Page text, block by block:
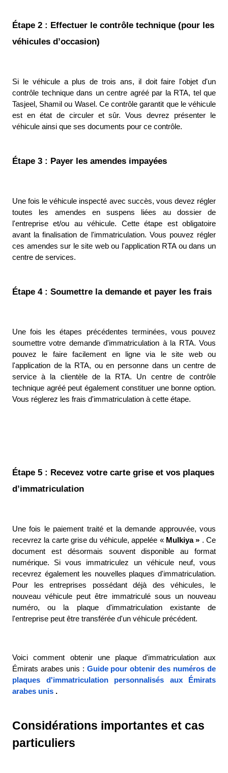
Étape 2 : Effectuer le contrôle technique (pour les
véhicules d’occasion)
Si le véhicule a plus de trois ans, il doit faire l'objet d'un
contrôle technique dans un centre agréé par la RTA, tel que
Tasjeel, Shamil ou Wasel. Ce contrôle garantit que le véhicule
est en état de circuler et sûr. Vous devrez présenter le
véhicule ainsi que ses documents pour ce contrôle.
Étape 3 : Payer les amendes impayées
Une fois le véhicule inspecté avec succès, vous devez régler
toutes les amendes en suspens liées au dossier de
l'entreprise et/ou au véhicule. Cette étape est obligatoire
avant la finalisation de l'immatriculation. Vous pouvez régler
ces amendes sur le site web ou l'application RTA ou dans un
centre de services.
Étape 4 : Soumettre la demande et payer les frais
Une fois les étapes précédentes terminées, vous pouvez
soumettre votre demande d'immatriculation à la RTA. Vous
pouvez le faire facilement en ligne via le site web ou
l'application de la RTA, ou en personne dans un centre de
service à la clientèle de la RTA. Un centre de contrôle
technique agréé peut également constituer une bonne option.
Vous réglerez les frais d'immatriculation à cette étape.
Étape 5 : Recevez votre carte grise et vos plaques
d’immatriculation
Une fois le paiement traité et la demande approuvée, vous
recevrez la carte grise du véhicule, appelée « Mulkiya » . Ce
document est désormais souvent disponible au format
numérique. Si vous immatriculez un véhicule neuf, vous
recevrez également les nouvelles plaques d'immatriculation.
Pour les entreprises possédant déjà des véhicules, le
nouveau véhicule peut être immatriculé sous un nouveau
numéro, ou la plaque d'immatriculation existante de
l'entreprise peut être transférée d'un véhicule précédent.
Voici comment obtenir une plaque d'immatriculation aux
Émirats arabes unis : Guide pour obtenir des numéros de
plaques d'immatriculation personnalisés aux Émirats
arabes unis .
Considérations importantes et cas
particuliers